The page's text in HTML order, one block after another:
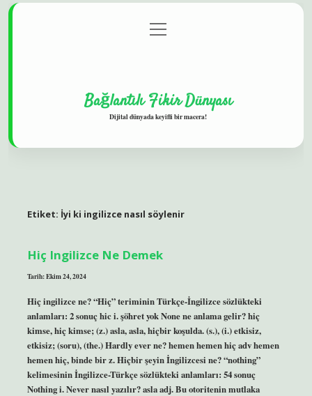
Gizlilik Politikası
menüyü
aç
Bağlantılı Fikir Dünyası
Dijital dünyada keyifli bir macera!
Etiket: İyi ki ingilizce nasıl söylenir
Hiç Ingilizce Ne Demek
Tarih: Ekim 24, 2024
Hiç ingilizce ne? “Hiç” teriminin Türkçe-İngilizce sözlükteki
anlamları: 2 sonuç hic i. şöhret yok None ne anlama gelir? hiç
kimse, hiç kimse; (z.) asla, asla, hiçbir koşulda. (s.), (i.) etkisiz,
etkisiz; (soru), (the.) Hardly ever ne? hemen hemen hiç adv hemen
hemen hiç, binde bir z. Hiçbir şeyin İngilizcesi ne? “nothing”
kelimesinin İngilizce-Türkçe sözlükteki anlamları: 54 sonuç
Nothing i. Never nasıl yazılır? asla adj. Bu otoritenin mutlaka